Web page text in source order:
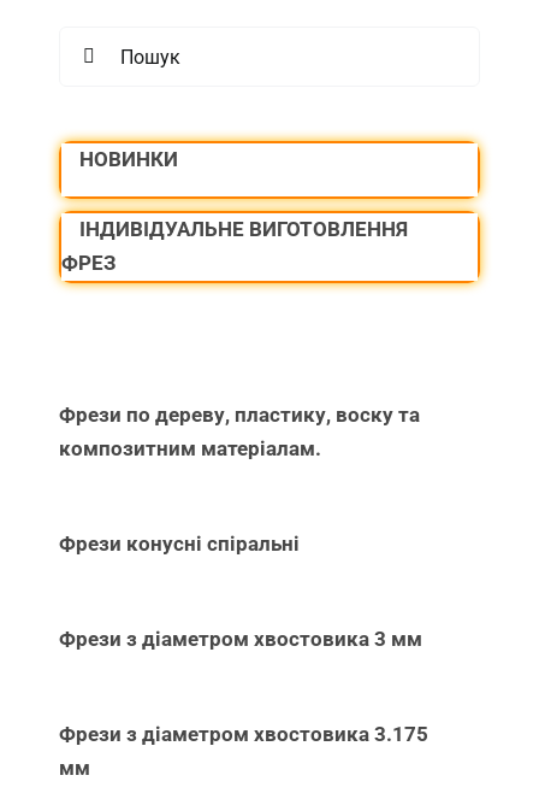
НОВИНКИ
ІНДИВІДУАЛЬНЕ ВИГОТОВЛЕННЯ
ФРЕЗ
Фрези по дереву, пластику, воску та
композитним матеріалам.
Фрези конусні спіральні
Фрези з діаметром хвостовика 3 мм
Фрези з діаметром хвостовика 3.175
мм